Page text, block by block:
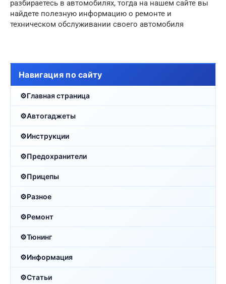
разбираетесь в автомобилях, тогда на нашем сайте вы
найдете полезную информацию о ремонте и
техническом обслуживании своего автомобиля
Навигация по сайту
Главная страница
Автогаджеты
Инструкции
Предохранители
Прицепы
Разное
Ремонт
Тюнинг
Информация
Статьи